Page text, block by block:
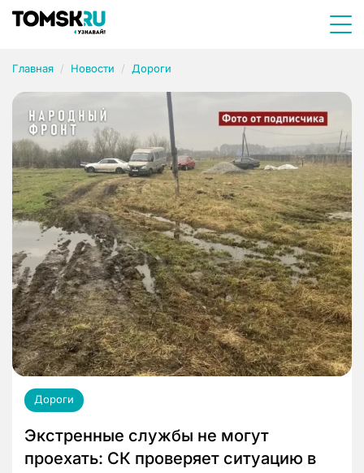
Главная Новости Дороги
Дороги
Экстренные службы не могут
проехать: СК проверяет ситуацию в